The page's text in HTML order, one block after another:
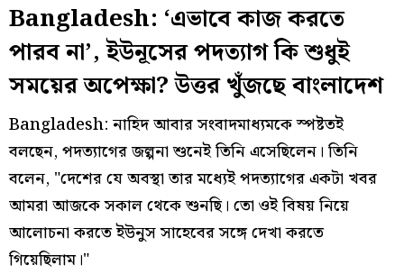
Bangladesh: ‘এভাবে কাজ করতে
পারব না’, ইউনূসের পদত্যাগ কি শুধুই
সময়ের অপেক্ষা? উত্তর খুঁজছে বাংলাদেশ
Bangladesh: নাহিদ আবার সংবাদমাধ্যমকে স্পষ্টতই
বলছেন, পদত্যাগের জল্পনা শুনেই তিনি এসেছিলেন। তিনি
বলেন, "দেশের যে অবস্থা তার মধ্যেই পদত্যাগের একটা খবর
আমরা আজকে সকাল থেকে শুনছি। তো ওই বিষয় নিয়ে
আলোচনা করতে ইউনুস সাহেবের সঙ্গে দেখা করতে
গিয়েছিলাম।"